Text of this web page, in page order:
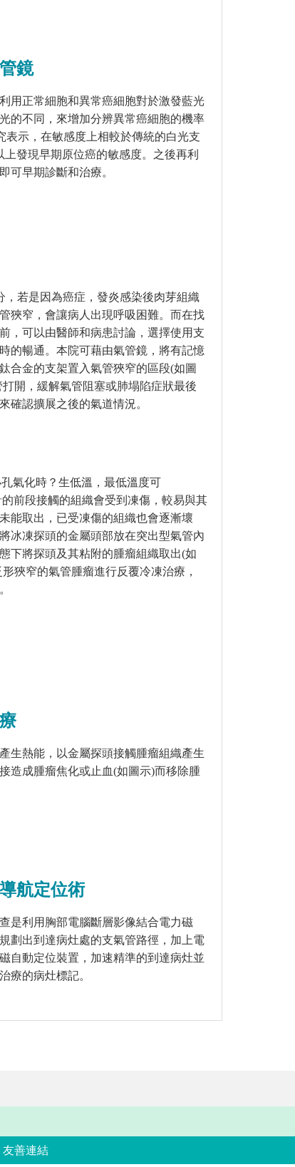
鏡
用正常細胞和異常癌細胞對於激發藍光
的不同，來增加分辨異常癌細胞的機率
表示，在敏感度上相較於傳統的白光支
上發現早期原位癌的敏感度。之後再利
可早期診斷和治療。
，若是因為癌症，發炎感染後肉芽組織
狹窄，會讓病人出現呼吸困難。而在找
，可以由醫師和病患討論，選擇使用支
的暢通。本院可藉由氣管鏡，將有記憶
合金的支架置入氣管狹窄的區段(如圖
開，緩解氣管阻塞或肺塌陷症狀最後
確認擴展之後的氣道情況。
氣化時？生低溫，最低溫度可
前段接觸的組織會受到凍傷，較易與其
能取出，已受凍傷的組織也會逐漸壞
冰凍探頭的金屬頭部放在突出型氣管內
下將探頭及其粘附的腫瘤組織取出(如
狹窄的氣管腫瘤進行反覆冷凍治療，
生熱能，以金屬探頭接觸腫瘤組織產生
造成腫瘤焦化或止血(如圖示)而移除腫
航定位術
是利用胸部電腦斷層影像結合電力磁
劃出到達病灶處的支氣管路徑，加上電
自動定位裝置，加速精準的到達病灶並
療的病灶標記。
友善連結